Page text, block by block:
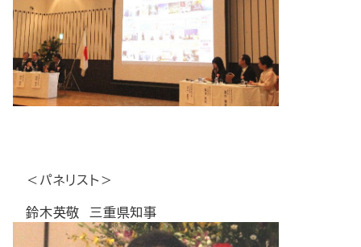
＜パネリスト＞
鈴木英敬 三重県知事